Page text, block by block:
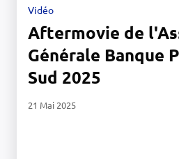
Vidéo
Aftermovie de
Générale Banque
Sud 2025
21 Mai 2025